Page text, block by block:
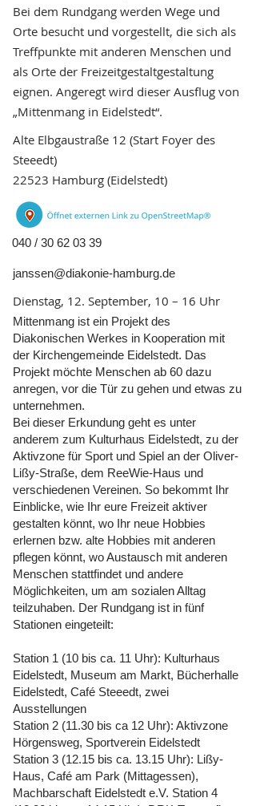
Bei dem Rundgang werden Wege und
Orte besucht und vorgestellt, die sich als
Treffpunkte mit anderen Menschen und
als Orte der Freizeitgestaltgestaltung
eignen. Angeregt wird dieser Ausflug von
„Mittenmang in Eidelstedt“.
Alte Elbgaustraße 12 (Start Foyer des
Steeedt)
22523 Hamburg (Eidelstedt)
040 / 30 62 03 39
janssen@diakonie-hamburg.de
Dienstag, 12. September, 10 – 16 Uhr
Mittenmang ist ein Projekt des
Diakonischen Werkes in Kooperation mit
der Kirchengemeinde Eidelstedt. Das
Projekt möchte Menschen ab 60 dazu
anregen, vor die Tür zu gehen und etwas zu
unternehmen.
Bei dieser Erkundung geht es unter
anderem zum Kulturhaus Eidelstedt, zu der
Aktivzone für Sport und Spiel an der Oliver-
Lißy-Straße, dem ReeWie-Haus und
verschiedenen Vereinen. So bekommt Ihr
Einblicke, wie Ihr eure Freizeit aktiver
gestalten könnt, wo Ihr neue Hobbies
erlernen bzw. alte Hobbies mit anderen
pflegen könnt, wo Austausch mit anderen
Menschen stattfindet und andere
Möglichkeiten, um am sozialen Alltag
teilzuhaben. Der Rundgang ist in fünf
Stationen eingeteilt:
Station 1 (10 bis ca. 11 Uhr): Kulturhaus
Eidelstedt, Museum am Markt, Bücherhalle
Eidelstedt, Café Steeedt, zwei
Ausstellungen
Station 2 (11.30 bis ca 12 Uhr): Aktivzone
Hörgensweg, Sportverein Eidelstedt
Station 3 (12.15 bis ca. 13.15 Uhr): Lißy-
Haus, Café am Park (Mittagessen),
Machbarschaft Eidelstedt e.V. Station 4